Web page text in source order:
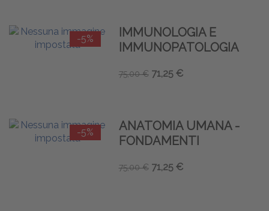
-5%
IMMUNOLOGIA E
IMMUNOPATOLOGIA
75,00 € 71,25 €
-5%
ANATOMIA UMANA -
FONDAMENTI
75,00 € 71,25 €